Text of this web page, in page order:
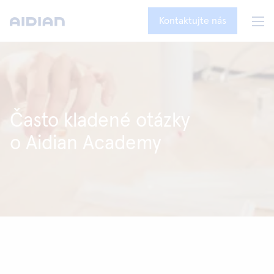
Kontaktujte nás
Často kladené otázky
o Aidian Academy